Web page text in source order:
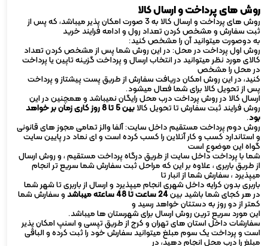
روش های پرداخت و ارسال کالا
روش های پرداخت و ارسال کالا به 3 صورت امکان پذیر میباشد، که پس از
ثبت سفارش و مشخص کردن تعداد رول و ادامه فرایند خرید
به دوصورت میتوانید آن را مشخص کنید:
روش اول پرداخت در محل: در این روش شما پس از مشخص کردن تعداد
کالای مورد نظر میتوانید در انتخاب ارسال و پرداخت گزینه تاپین یا پرداخت
در محل را مشخص
کنید، در این روش امکان دریافت سفارش از طریق پست پیشتاز و پرداخت
پس از تحویل کالا برای شما فعال میشود.
ارسال کالا در روش پرداخت درب محل رایگان نمیباشد و همچنین در این
روش فرایند ثبت سفارش تا تحویل کالا بین 5 تا 8 روز کاری زمان بر خواهد
بود.
روش دوم پرداخت مستقیم داخل سایت: آلفا والز تمامی مجوز های قانونی
و استاندارد کسب و کار آنلاین را کسب کرده است و ای نماد در پایین سایت
گواه این موضوع است
شما با پرداخت داخل سایت از طریق درگاه پرداخت مستقیم ، و روش ارسال
از طریق باربری ، علاوه بر این که مراحل ثبت سفارش شما سریع تر انجام
میپذیرد ، سفارش شما از انبار تا
باربری بدون کرایه داخل شهری انجام میپذیرد و ارسال از باربری تا شهر شما
در هر کجای شما باشید بین24 ساعت تا 48 ساعته میباشد و سفارش شما
کمتر از دو روز به دستتان خواهد رسید و
این مورد سریع ترین روش ارسال برای شهرستان ها میباشد.
سفارشات داخل استان های تهران و کرج از طریق تپسی و اسنپ امکان پذیر
است و پرداخت یک سوم مبلغ میتوانید سفارش خود را ثبت کرده و الباقی
مبلغ را درب محل انجام دهید، در